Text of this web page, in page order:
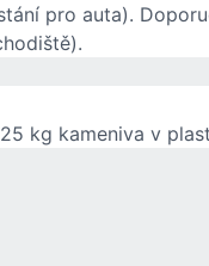
pro auta).
kg kameniva v